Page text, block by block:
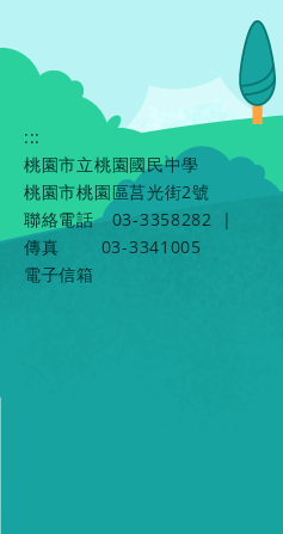
:::
桃園市立桃園國民中學
桃園市桃園區莒光街2號
聯絡電話
03-3358282
|
傳真
03-3341005
電子信箱